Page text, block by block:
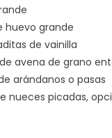
huevo grande
de vainilla
de avena de grano
arándanos o pasas
nueces picadas,